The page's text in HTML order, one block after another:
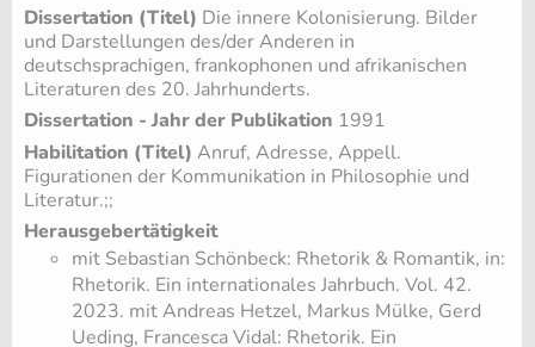
Dissertation (Titel) Die innere Kolonisierung. Bilder
und Darstellungen des/der Anderen in
deutschsprachigen, frankophonen und afrikanischen
Literaturen des 20. Jahrhunderts.
Dissertation - Jahr der Publikation 1991
Habilitation (Titel) Anruf, Adresse, Appell.
Figurationen der Kommunikation in Philosophie und
Literatur.;;
Herausgebertätigkeit
mit Sebastian Schönbeck: Rhetorik & Romantik, in:
Rhetorik. Ein internationales Jahrbuch. Vol. 42.
2023. mit Andreas Hetzel, Markus Mülke, Gerd
Ueding, Francesca Vidal: Rhetorik. Ein